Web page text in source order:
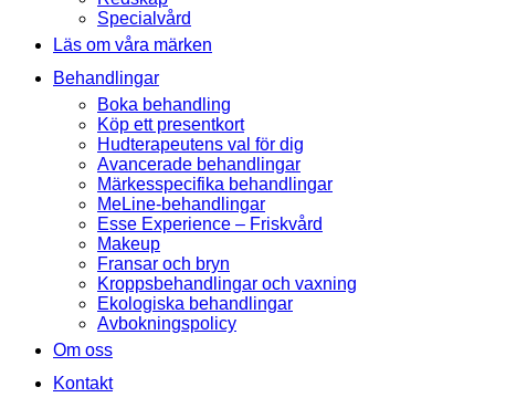
Specialvård
Läs om våra märken
Behandlingar
Boka behandling
Köp ett presentkort
Hudterapeutens val för dig
Avancerade behandlingar
Märkesspecifika behandlingar
MeLine-behandlingar
Esse Experience – Friskvård
Makeup
Fransar och bryn
Kroppsbehandlingar och vaxning
Ekologiska behandlingar
Avbokningspolicy
Om oss
Kontakt